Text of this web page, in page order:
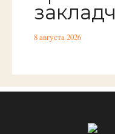
8 августа 2026